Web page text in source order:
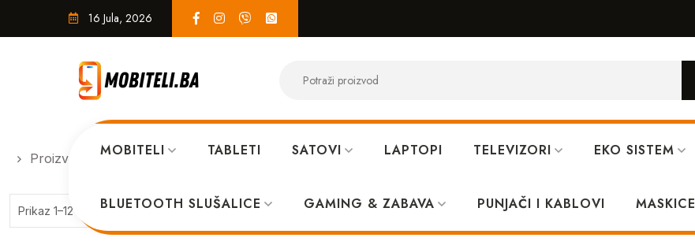
16 Jula, 2026
MOBITELI TABLETI SATOVI LAPTOPI TELEVIZORI EKO SISTEM
BLUETOOTH SLUŠALICE GAMING & ZABAVA PUNJAČI I KABLOVI MASKICE
Proizvodi Gaming & Zabava / LEGO kocke
Prikaz 1–12 od 344 rezultataSorted
by